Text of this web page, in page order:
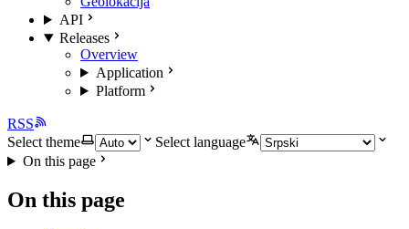
API
Releases
Overview
Application
Platform
RSS
Select theme
Select language
On this page
On this page